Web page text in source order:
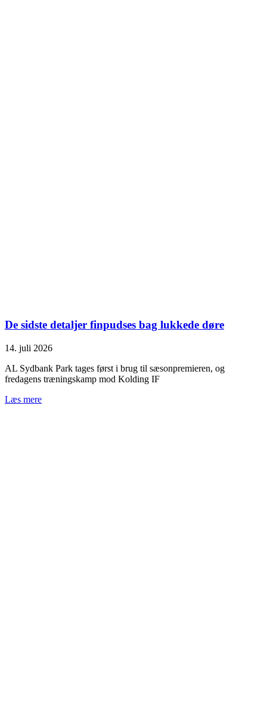
De sidste detaljer finpudses bag lukkede døre
14. juli 2026
AL Sydbank Park tages først i brug til sæsonpremieren, og
fredagens træningskamp mod Kolding IF
Læs mere